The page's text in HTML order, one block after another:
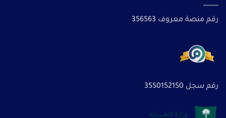
رقم منصة معروف 356563
رقم سجل 3550152150